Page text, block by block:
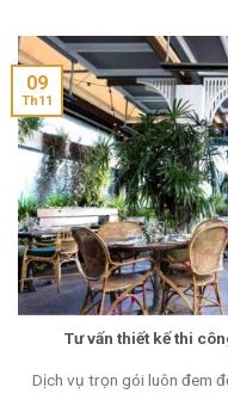
Tư vấn thiết kế thi
Dịch vụ trọn gói luôn đem
09
Th11